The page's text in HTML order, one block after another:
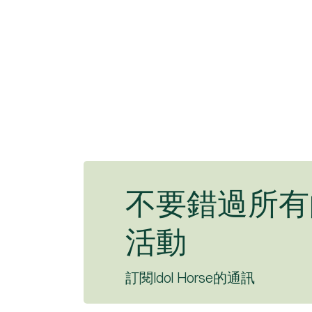
不要錯過所
活動
訂閱Idol Horse的通訊